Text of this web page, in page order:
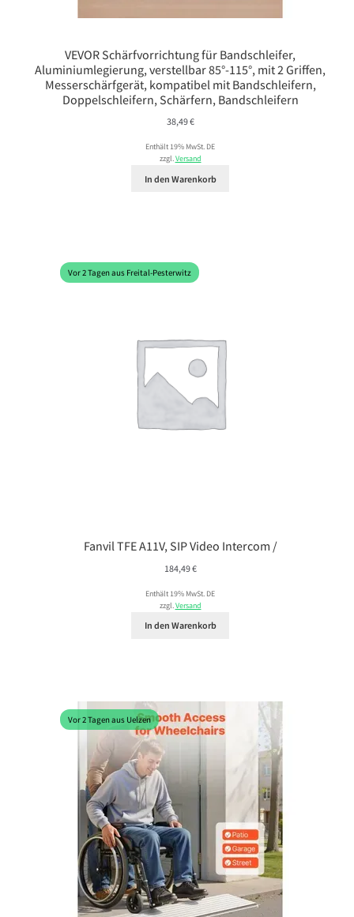
VEVOR Schärfvorrichtung für Bandschleifer,
Aluminiumlegierung, verstellbar 85°-115°, mit 2 Griffen,
Messerschärfgerät, kompatibel mit Bandschleifern,
Doppelschleifern, Schärfern, Bandschleifern
38,49€
Enthält 19% MwSt. DE
zzgl.Versand
In den Warenkorb
Vor 2 Tagen aus Freital-Pesterwitz
Fanvil TFE A11V, SIP Video Intercom /
184,49€
Enthält 19% MwSt. DE
zzgl.Versand
In den Warenkorb
Vor 2 Tagen aus Uelzen